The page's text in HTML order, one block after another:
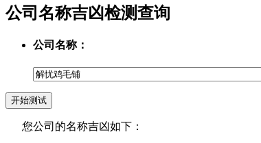
公司名称吉凶检测查询
公司名称：
您公司的名称吉凶如下：